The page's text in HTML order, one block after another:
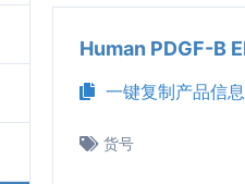
Human PDGF-B
一键复制产品信息
货号